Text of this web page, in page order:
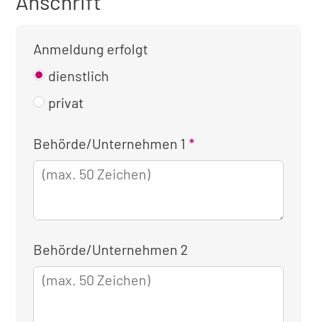
Anmeldung erfolgt
dienstlich
privat
Kontaktinformationen
für
die
Behörde/Unternehmen 1
Behörde/Unternehmen 2